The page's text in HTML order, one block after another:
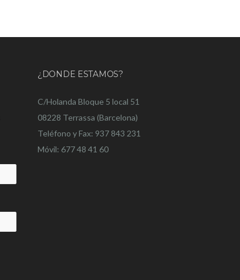
¿DONDE ESTAMOS?
C/Holanda Bloque 5 local 51
08228 Terrassa (Barcelona)
Teléfono y Fax: 937 843 231
Móvil: 677 48 41 60